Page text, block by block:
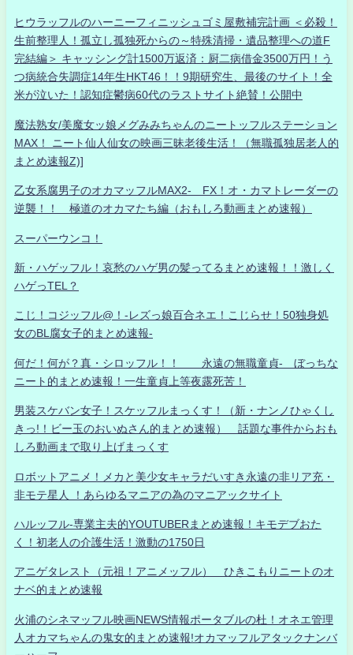
ヒウラッフルのハーニーフィニッシュゴミ屋敷補完計画 ＜必殺！
生前整理人！孤立し孤独死からの～特殊清掃・遺品整理への道F
完結編＞ キャッシング計1500万返済：厨二病借金3500万円！う
つ病統合失調症14年生HKT46！！9期研究生、最後のサイト！全
米が泣いた！認知症鬱病60代のラストサイト絶賛！公開中
魔法熟女/美魔女ッ娘メグみみちゃんのニートッフルステーション
MAX！ ニート仙人仙女の映画三昧老後生活！（無職孤独居老人的
まとめ速報Z)]
乙女系腐男子のオカマッフルMAX2- FX！オ・カマトレーダーの
逆襲！！ 極道のオカマたち編（おもしろ動画まとめ速報）
スーパーウンコ！
新・ハゲッフル！哀愁のハゲ男の髪ってるまとめ速報！！激しく
ハゲっTEL？
こじ！コジッフル@！-レズっ娘百合ネエ！こじらせ！50独身処
女のBL腐女子的まとめ速報-
何だ！何が？真・シロッフル！！ 永遠の無職童貞- ぼっちな
ニート的まとめ速報！一生童貞上等夜露死苦！
男装スケバン女子！スケッフルまっくす！（新・ナンノひゃくし
きっ!！ビー玉のおいぬさん的まとめ速報） 話題な事件からおも
しろ動画まで取り上げまっくす
ロボットアニメ！メカと美少女キャラだいすき永遠の非リア充・
非モテ星人 ！あらゆるマニアの為のマニアックサイト
ハルッフル-専業主夫的YOUTUBERまとめ速報！キモデブおた
く！初老人の介護生活！激動の1750日
アニゲタレスト（元祖！アニメッフル） ひきこもりニートのオ
ナベ的まとめ速報
火浦のシネマッフル映画NEWS情報ポータブルの杜！オネエ管理
人オカマちゃんの鬼女的まとめ速報!オカマッフルアタックナンバ